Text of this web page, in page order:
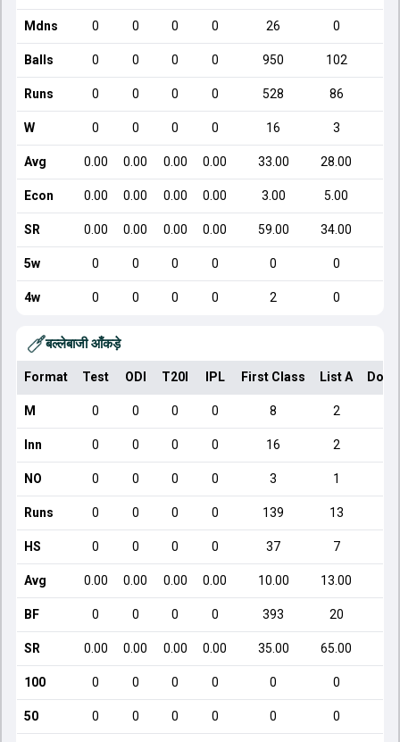
Mdns 0 0 0 0 26 0
Balls 0 0 0 0 950 102
Runs 0 0 0 0 528 86
W 0 0 0 0 16 3
Avg 0.00 0.00 0.00 0.00 33.00 28.00
Econ 0.00 0.00 0.00 0.00 3.00 5.00
SR 0.00 0.00 0.00 0.00 59.00 34.00
5w 0 0 0 0 0 0
4w 0 0 0 0 2 0
बल्लेबाजी आँकड़े
Format Test ODI T20I IPL First Class List A
M 0 0 0 0 8 2
Inn 0 0 0 0 16 2
NO 0 0 0 0 3 1
Runs 0 0 0 0 139 13
HS 0 0 0 0 37 7
Avg 0.00 0.00 0.00 0.00 10.00 13.00
BF 0 0 0 0 393 20
SR 0.00 0.00 0.00 0.00 35.00 65.00
100 0 0 0 0 0 0
50 0 0 0 0 0 0